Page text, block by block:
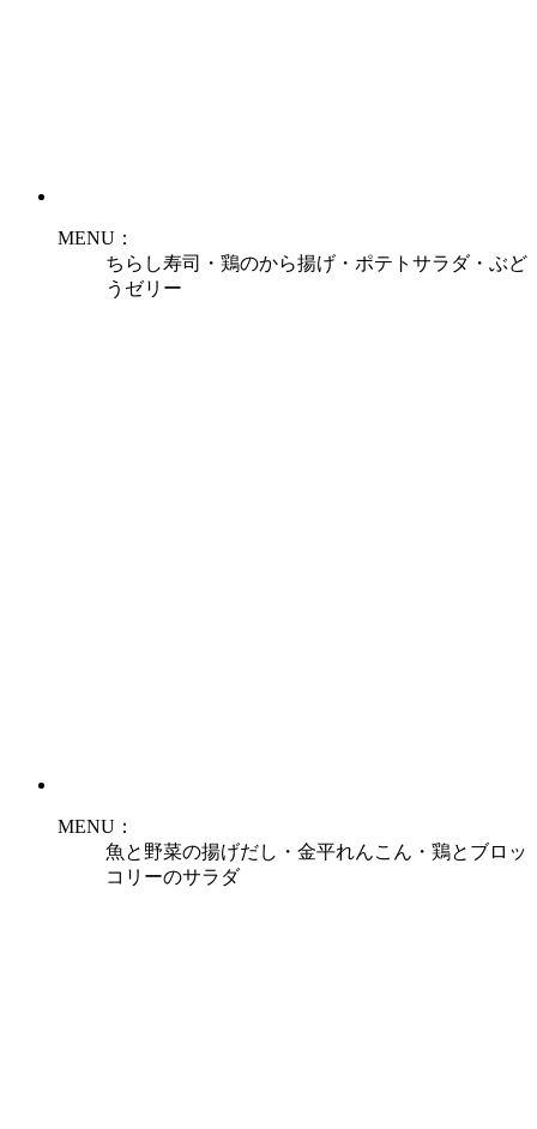
MENU：
ちらし寿司・鶏のから揚げ・ポテトサラダ・ぶど
うゼリー
MENU：
魚と野菜の揚げだし・金平れんこん・鶏とブロッ
コリーのサラダ